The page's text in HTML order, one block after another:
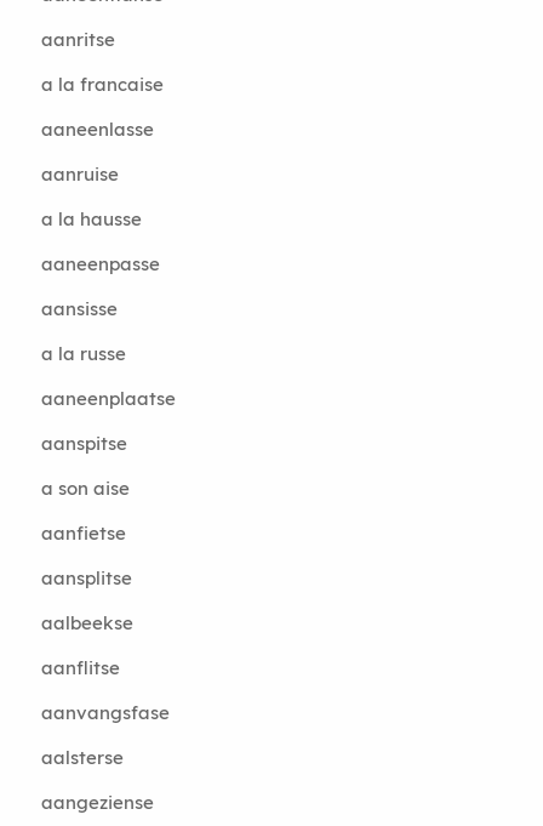
aanritse
a la francaise
aaneenlasse
aanruise
a la hausse
aaneenpasse
aansisse
a la russe
aaneenplaatse
aanspitse
a son aise
aanfietse
aansplitse
aalbeekse
aanflitse
aanvangsfase
aalsterse
aangeziense